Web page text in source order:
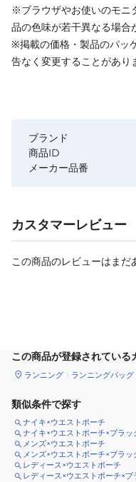
※ブラウザやお使いのモニ
品の色味が若干異なる場合
※掲載の価格・製品のパッ
告なく変更することがあり
ブランド
商品ID
メーカー品番
カスタマーレビュー
この商品のレビューはまだ
この商品が登録されている
ランニング ランニングバッグ
類似条件で探す
ナイキ×ウエストポーチ
ナイキ×ウエストポーチ×ブラッ
メンズ×ウエストポーチ
メンズ×ウエストポーチ×ブラッ
レディース×ウエストポーチ
レディース×ウエストポーチ×ブ